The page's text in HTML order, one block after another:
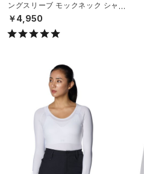
ングスリーブ モックネック シャツ
（ゴルフ/WOMEN）
￥4,950